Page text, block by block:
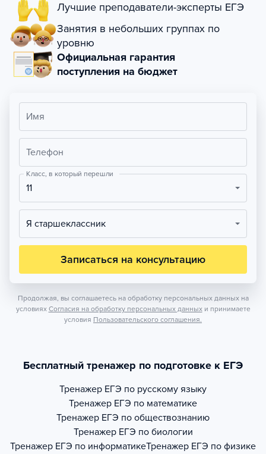
Лучшие преподаватели-эксперты ЕГЭ
Занятия в небольших группах по
уровню
Официальная гарантия
поступления на бюджет
Имя
Телефон
Класс, в который перешли
11
Я старшеклассник
Записаться на консультацию
Продолжая, вы соглашаетесь на обработку персональных данных на
условиях Согласия на обработку персональных данных и принимаете
условия Пользовательского соглашения.
Бесплатный тренажер по подготовке к ЕГЭ
Тренажер ЕГЭ по русскому языку
Тренажер ЕГЭ по математике
Тренажер ЕГЭ по обществознанию
Тренажер ЕГЭ по биологии
Тренажер ЕГЭ по информатикеТренажер ЕГЭ по физике